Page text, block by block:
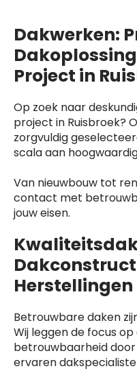
Dakwerken:
Project in
Op zoek naar
project in Ruisbroek?
zorgvuldig
scala aan
Van nieuwbouw tot
contact met
jouw eisen.
Herstellingen
Betrouwbare daken
Wij leggen de focus
betrouwbaarheid
ervaren